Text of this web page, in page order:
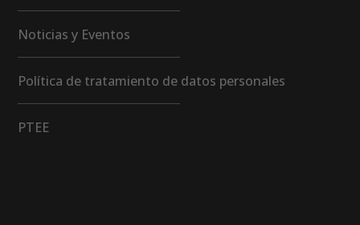
Noticias y Eventos
Política de tratamiento de datos personales
PTEE